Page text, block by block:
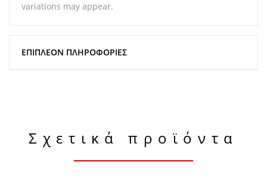
variations may appear.
ΕΠΙΠΛΈΟΝ ΠΛΗΡΟΦΟΡΊΕΣ
Σχετικά προϊόντα